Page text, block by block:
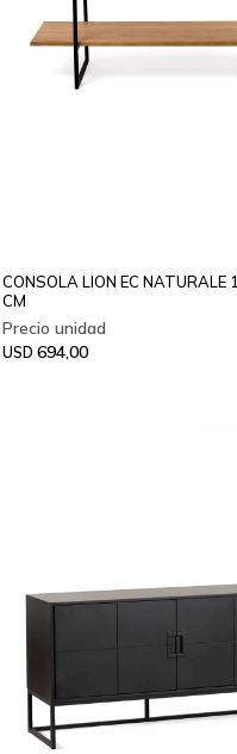
CONSOLA LION EC
CM
USD 694,00